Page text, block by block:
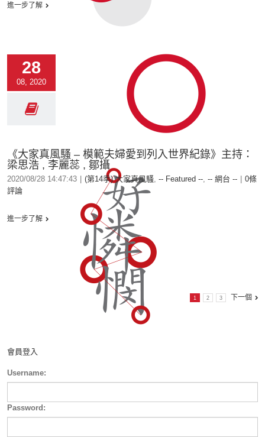
進一步了解
28
08, 2020
《大家真風騷 – 模範夫婦愛到列入世界紀錄》主持：
梁思浩 , 李麗蕊 , 鄒攝
2020/08/28 14:47:43 (第14季) 大家真風騷, -- Featured --, -- 網台 --
0條
評論
進一步了解
1 2 3 下一個
會員登入
Username:
Password: